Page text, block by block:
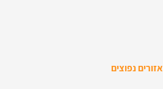
אזורים נפוצים